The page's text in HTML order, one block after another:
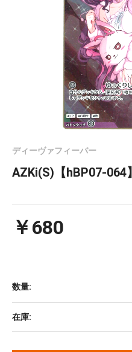
ディーヴァフィーバー
AZKi(S)【hBP07-064】
￥680
数量:
在庫: